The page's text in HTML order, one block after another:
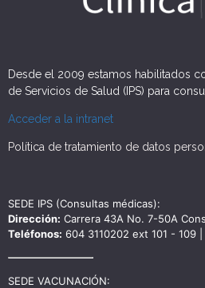
Desde el 2009 estamos habilitados
de Servicios de Salud (IPS) para
Acceder a la intranet
Política de tratamiento de datos
SEDE IPS (Consultas médicas):
Dirección: Carrera 43A No. 7-50A
Teléfonos: 604 3110202 ext 101 - 109
SEDE VACUNACIÓN: